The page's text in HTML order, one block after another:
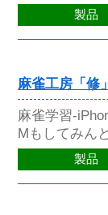
製品
麻雀工房「修
麻雀学習-
Mもしてみん
製品